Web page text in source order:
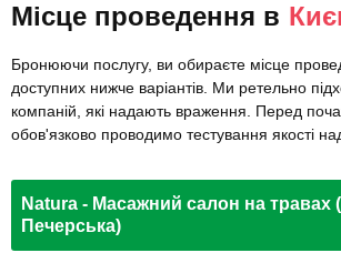
Місце проведення в
Бронюючи послугу, ви обираєте місце
доступних нижче варіантів. Ми ретельно
компаній, які надають враження. Перед
обов'язково проводимо тестування якості
Natura - Масажний салон на травах
Печерська)